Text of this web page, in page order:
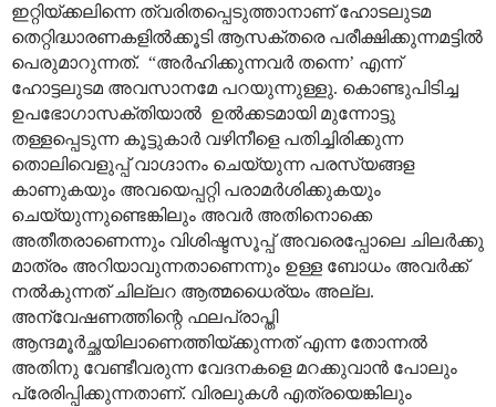
ഇറ്റിയ്ക്കലിന്നെ ത്വരിതപ്പെടുത്താനാണ് ഹോടലുടമ
തെറ്റിദ്ധാരണകളിൽക്കൂടി ആസക്തരെ പരീക്ഷിക്കുന്നമട്ടിൽ
പെരുമാറുന്നത്. “അർഹിക്കുന്നവർ തന്നെ’ എന്ന്
ഹോട്ടലുടമ അവസാനമേ പറയുന്നുള്ളു. കൊണ്ടുപിടിച്ച
ഉപഭോഗാസക്തിയാൽ ഉൽക്കടമായി മുന്നോട്ടു
തള്ളപ്പെടുന്ന കൂട്ടുകാർ വഴിനീളെ പതിച്ചിരിക്കുന്ന
തൊലിവെളുപ്പ് വാഗ്ദാനം ചെയ്യുന്ന പരസ്യങ്ങള
കാണുകയും അവയെപ്പറ്റി പരാമർശിക്കുകയും
ചെയ്യുന്നുണ്ടെങ്കിലും അവർ അതിനൊക്കെ
അതീതരാണെന്നും വിശിഷ്ടസൂപ്പ് അവരെപ്പോലെ ചിലർക്കു
മാത്രം അറിയാവുന്നതാണെന്നും ഉള്ള ബോധം അവർക്ക്
നൽകുന്നത് ചില്ലറ ആത്മധൈര്യം അല്ല.
അന്വേഷണത്തിന്റെ ഫലപ്രാപ്തി
ആന്ദമൂർച്ഛയിലാണെത്തിയ്ക്കുന്നത് എന്ന തോന്നൽ
അതിനു വേണ്ടീവരുന്ന വേദനകളെ മറക്കുവാൻ പോലും
പ്രേരിപ്പിക്കുന്നതാണ്. വിരലുകൾ എത്രയെങ്കിലും